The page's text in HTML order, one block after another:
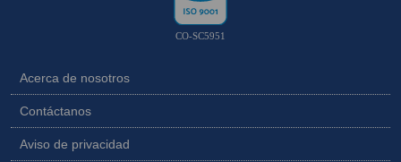
CO-SC5951
Acerca de nosotros
Contáctanos
Aviso de privacidad